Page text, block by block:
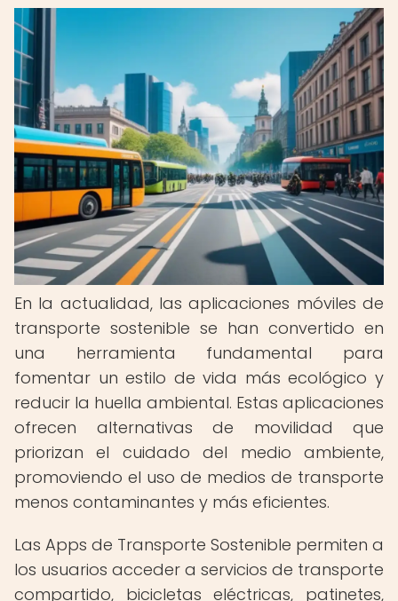
En la actualidad, las aplicaciones móviles de
transporte sostenible se han convertido en
una herramienta fundamental para
fomentar un estilo de vida más ecológico y
reducir la huella ambiental. Estas aplicaciones
ofrecen alternativas de movilidad que
priorizan el cuidado del medio ambiente,
promoviendo el uso de medios de transporte
menos contaminantes y más eficientes.
Las Apps de Transporte Sostenible permiten a
los usuarios acceder a servicios de transporte
compartido, bicicletas eléctricas, patinetes,